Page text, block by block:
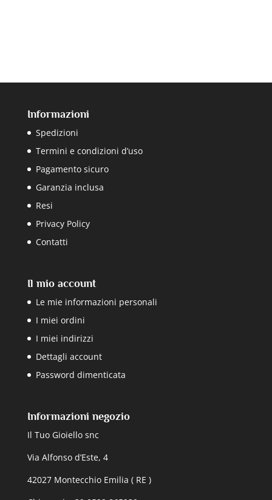
Informazioni
Spedizioni
Termini e condizioni d’uso
Pagamento sicuro
Garanzia inclusa
Resi
Privacy Policy
Contatti
Il mio account
Le mie informazioni personali
I miei ordini
I miei indirizzi
Dettagli account
Password dimenticata
Informazioni negozio
Il Tuo Gioiello snc
Via Alfonso d’Este, 4
42027 Montecchio Emilia ( RE )